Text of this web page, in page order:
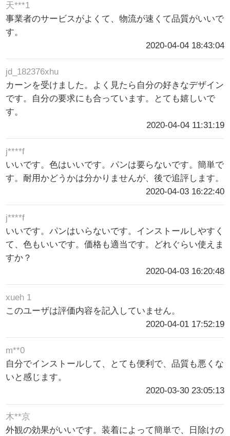
天***1
事業者のサービスがよくて、物流が速くて品質がいいで
す。
2020-04-04 18:43:04
jd_182376xhu
カーンを受けました。よく見たら自分の好きなデザイン
です。自分の要求にも合っています。とても嬉しいで
す。
2020-04-04 11:31:19
j****f
いいです。色はいいです。パンは要らないです。簡単で
す。耐用かどうかは分かりませんが、後で追評します。
2020-04-03 16:22:40
j****f
いいです。パンはいらないです。インストールしやすく
て、色もいいです。価格も適当です。どれぐらい使えま
すか？
2020-04-03 16:20:48
xueh 1
このユーザは評価内容を記入していません。
2020-04-01 17:52:19
m**0
自分でインストールして、とても便利で、品質も悪くな
いと感じます。
2020-03-30 23:05:13
木**京
外観の効果がいいです。装着によって簡単で、日除けの